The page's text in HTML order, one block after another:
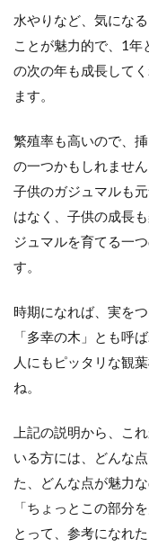
水やりなど、気にな
ことが魅力的で、1
の次の年も成長して
ます。
繁殖率も高いので、
の一つかもしれませ
子供のガジュマルも
はなく、子供の成長
ジュマルを育てる一
す。
時期になれば、実を
「多幸の木」とも呼
人にもピッタリな観
ね。
上記の説明から、こ
いる方には、どんな
た、どんな点が魅力
「ちょっとこの部分
とって、参考になれた